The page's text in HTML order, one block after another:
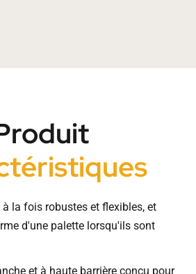
à la fois robustes et flexibles, et
d'une palette lorsqu'ils sont
et à haute barrière conçu pour